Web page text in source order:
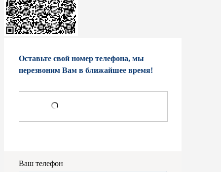
Оставьте свой номер телефона, мы
перезвоним Вам в ближайшее время!
Ваш телефон